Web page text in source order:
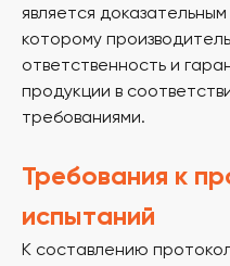
является
которому
ответственность и
продукции в
требованиями.
Требования к
испытаний
К составлению